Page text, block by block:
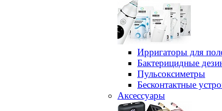
Ирригаторы для
Бактерицидные
Пульсоксиметры
Бесконтактные
Аксессуары